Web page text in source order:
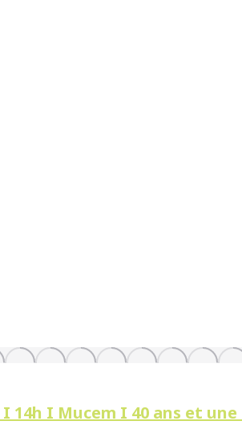
I 14h I Mucem I 40 ans et